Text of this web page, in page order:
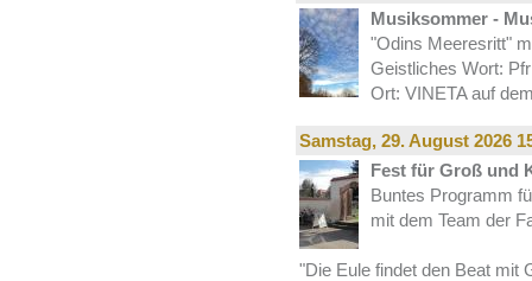
Musiksommer -
"Odins Meeresritt"
Geistliches Wort:
Ort: VINETA auf
Samstag, 29.August 2026
Fest für Groß und
Buntes Programm
mit dem Team der
"Die Eule findet den Beat mit